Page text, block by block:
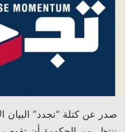
صدر عن كتلة “تجدد” البيان